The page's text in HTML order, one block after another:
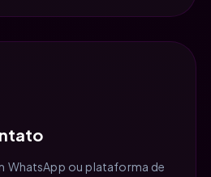
WhatsApp ou plataforma de